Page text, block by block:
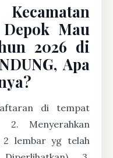
Mau
2026 di
Apa
di tempat
2. Menyerahkan
2 lembar yg telah